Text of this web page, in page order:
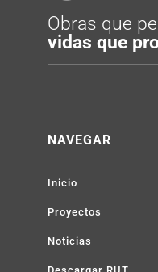
Obras que
vidas que
NAVEGAR
Inicio
Proyectos
Noticias